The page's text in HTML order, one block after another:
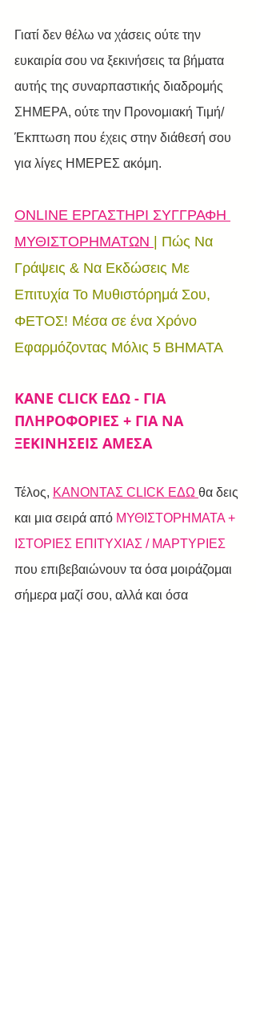
Γιατί δεν θέλω να χάσεις ούτε την
ευκαιρία σου να ξεκινήσεις τα βήματα
αυτής της συναρπαστικής διαδρομής
ΣΗΜΕΡΑ, ούτε την Προνομιακή Τιμή/
Έκπτωση που έχεις στην διάθεσή σου
για λίγες ΗΜΕΡΕΣ ακόμη.
ONLINE ΕΡΓΑΣΤΗΡΙ ΣΥΓΓΡΑΦΗ
ΜΥΘΙΣΤΟΡΗΜΑΤΩΝ | Πώς Να
Γράψεις & Να Εκδώσεις Με
Επιτυχία Το Μυθιστόρημά Σου,
ΦΕΤΟΣ! Μέσα σε ένα Χρόνο
Εφαρμόζοντας Μόλις 5 ΒΗΜΑΤΑ
ΚΑΝΕ CLICK ΕΔΩ - ΓΙΑ
ΠΛΗΡΟΦΟΡΙΕΣ + ΓΙΑ ΝΑ
ΞΕΚΙΝΗΣΕΙΣ ΑΜΕΣΑ
Τέλος, ΚΑΝΟΝΤΑΣ CLICK ΕΔΩ θα δεις
και μια σειρά από ΜΥΘΙΣΤΟΡΗΜΑΤΑ +
ΙΣΤΟΡΙΕΣ ΕΠΙΤΥΧΙΑΣ / ΜΑΡΤΥΡΙΕΣ
που επιβεβαιώνουν τα όσα μοιράζομαι
σήμερα μαζί σου, αλλά και όσα